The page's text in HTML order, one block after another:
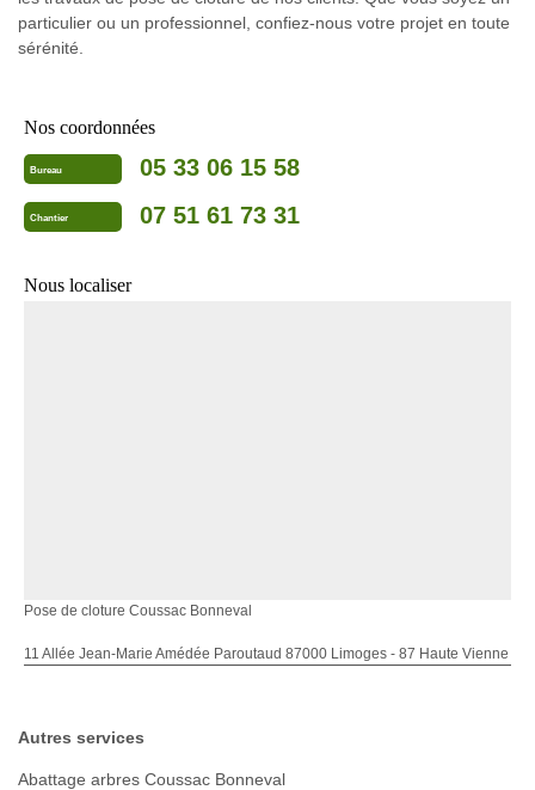
particulier ou un professionnel, confiez-nous votre projet en toute
sérénité.
Nos coordonnées
Bureau 05 33 06 15 58
Chantier 07 51 61 73 31
Nous localiser
Pose de cloture Coussac Bonneval
11 Allée Jean-Marie Amédée Paroutaud 87000 Limoges - 87 Haute Vienne
Autres services
Abattage arbres Coussac Bonneval